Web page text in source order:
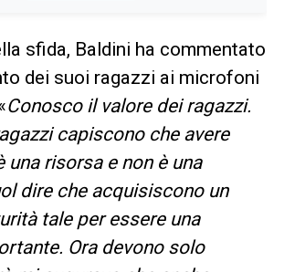
sfida, Baldini ha commentato
dei suoi ragazzi ai microfoni
Conosco il valore dei ragazzi.
capiscono che avere
una risorsa e non è una
dire che acquisiscono un
tale per essere una
Ora devono solo